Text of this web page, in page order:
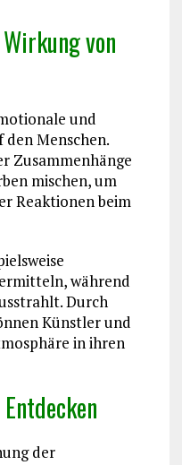
von
und
Menschen.
Zusammenhänge
mischen, um
Reaktionen beim
während
Durch
Künstler und
in ihren
der